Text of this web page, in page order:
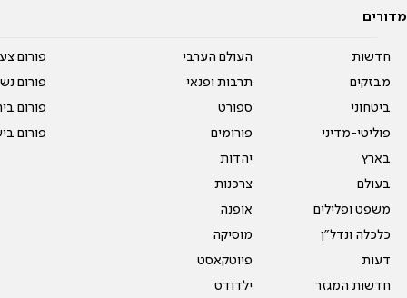
מדורים
חדשות
מבזקים
ביטחוני
פוליטי-מדיני
בארץ
בעולם
משפט ופלילים
כלכלה ונדל"ן
דעות
חדשות המגזר
העולם הערבי
תרבות ופנאי
ספורט
פורומים
יהדות
צרכנות
אופנה
מוסיקה
פיוטקאסט
ילדודס
פורום
פורום
פורום
פורום